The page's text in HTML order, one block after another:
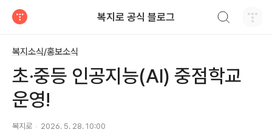
복지로 공식 블로그
복지소식/홍보소식
초·중등 인공지능(AI) 중점학교
운영!
복지로 2026. 5. 28. 10:00